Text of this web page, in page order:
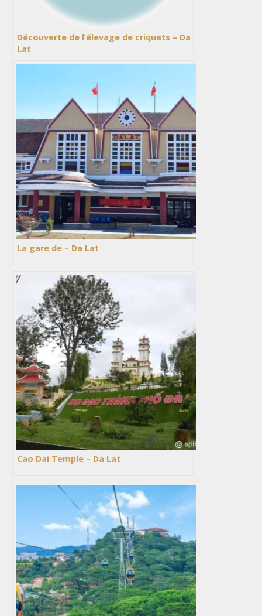
Découverte de l’élevage de criquets – Da
Lat
La gare de – Da Lat
Cao Dai Temple – Da Lat